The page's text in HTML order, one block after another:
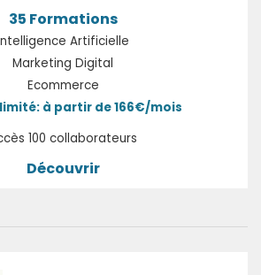
35 Formations
Artificielle
Marketing Digital
Ecommerce
à partir de 166€/mois
100 collaborateurs
Découvrir